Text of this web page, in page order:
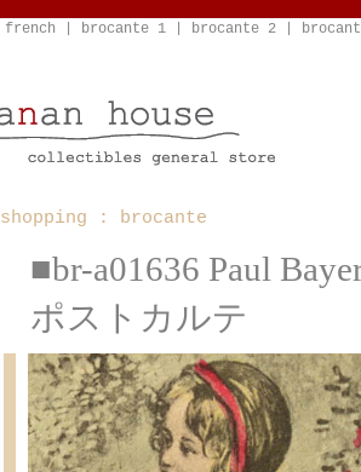
french brocante 1 brocante 2
shopping : brocante
■br-a01636 Paul
ポストカルテ